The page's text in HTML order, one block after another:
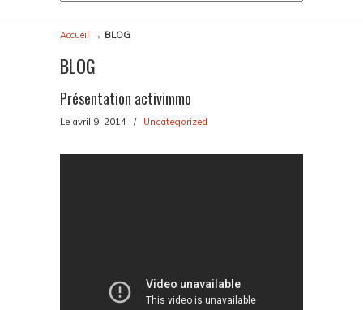
Accueil → BLOG
BLOG
Présentation activimmo
Le avril 9, 2014 / Uncategorized